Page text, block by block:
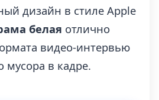
дизайн в стиле Apple
белая отлично
видео-интервью
мусора в кадре.